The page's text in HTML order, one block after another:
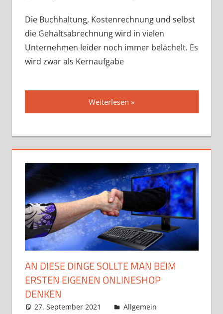
Die Buchhaltung, Kostenrechnung und selbst
die Gehaltsabrechnung wird in vielen
Unternehmen leider noch immer belächelt. Es
wird zwar als Kernaufgabe
Weiterlesen
AN DIESE DINGE SOLLTE MAN BEIM
ERSTEN EIGENEN ONLINESHOP
DENKEN
27. September 2021 admin
Allgemein